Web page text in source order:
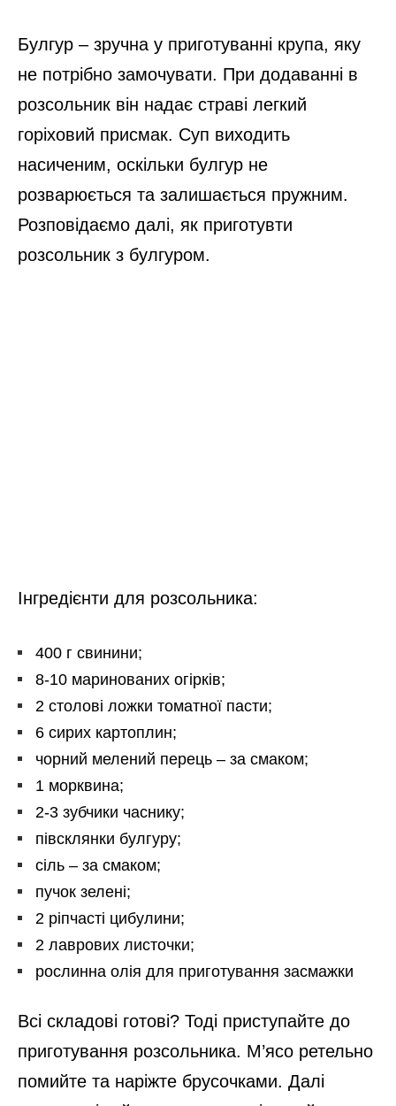
Булгур – зручна у приготуванні крупа, яку
не потрібно замочувати. При додаванні в
розсольник він надає страві легкий
горіховий присмак. Суп виходить
насиченим, оскільки булгур не
розварюється та залишається пружним.
Розповідаємо далі, як приготувти
розсольник з булгуром.
Інгредієнти для розсольника:
400 г свинини;
8-10 маринованих огірків;
2 столові ложки томатної пасти;
6 сирих картоплин;
чорний мелений перець – за смаком;
1 морквина;
2-3 зубчики часнику;
півсклянки булгуру;
сіль – за смаком;
пучок зелені;
2 ріпчасті цибулини;
2 лаврових листочки;
рослинна олія для приготування засмажки
Всі складові готові? Тоді приступайте до
приготування розсольника. М’ясо ретельно
помийте та наріжте брусочками. Далі